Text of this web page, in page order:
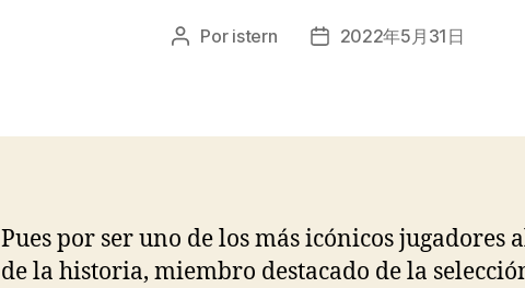
Autor
Por istern
Fecha2022年5月31日
Pues por ser uno de los más icónicos jugadores
de la historia, miembro destacado de la